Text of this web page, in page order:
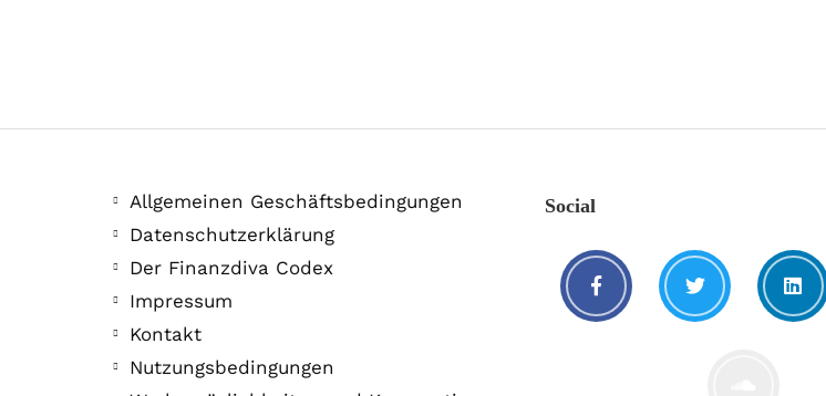
20. August. 2021
Allgemeinen Geschäftsbedingungen
Datenschutzerklärung
Der Finanzdiva Codex
Impressum
Kontakt
Nutzungsbedingungen
Social